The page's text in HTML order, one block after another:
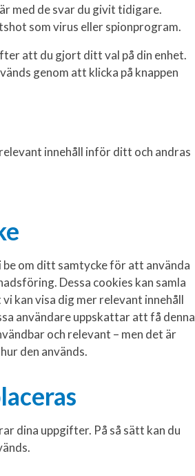
med de svar du givit tidigare.
som virus eller spionprogram.
att du gjort ditt val på din enhet.
genom att klicka på knappen
innehåll inför ditt och andras
om ditt samtycke för att använda
Dessa cookies kan samla
kan visa dig mer relevant innehåll
användare uppskattar att få denna
och relevant – men det är
den används.
dina uppgifter. På så sätt kan du